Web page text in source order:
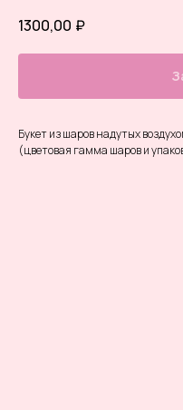
1300,00 ₽
Букет из шаров надутых
(цветовая гамма шаров и